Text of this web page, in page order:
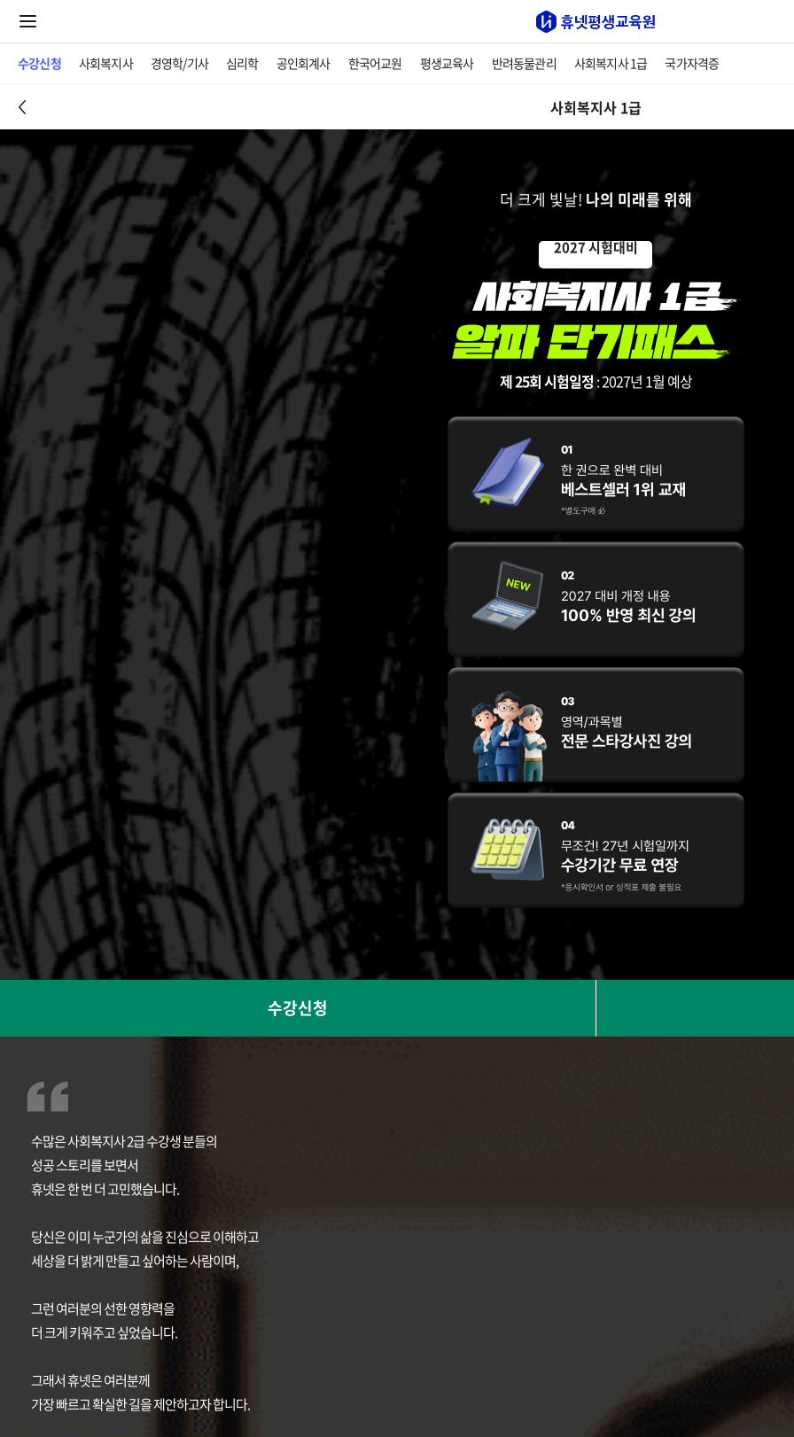
수강신청 사회복지사 경영학/기사 심리학 공인회계사 한국어교원 평생교육사 반려동물관리 사회복지사 1급 국가자격증
사회복지사 1급
더 크게 빛날! 나의 미래를 위해
2027 시험대비
제 25회 시험일정: 2027년 1월 예상
수강신청
수많은 사회복지사 2급 수강생 분들의
성공 스토리를 보면서
휴넷은 한 번 더 고민했습니다.
당신은 이미 누군가의 삶을 진심으로 이해하고
세상을 더 밝게 만들고 싶어하는 사람이며,
그런 여러분의 선한 영향력을
더 크게 키워주고 싶었습니다.
그래서 휴넷은 여러분께
가장 빠르고 확실한 길을 제안하고자 합니다.